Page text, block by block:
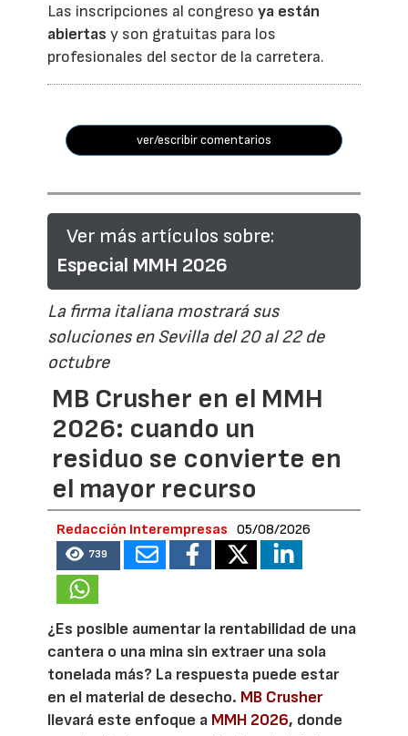
Las inscripciones al congresoya están
abiertas y son gratuitas para los
profesionales del sector de la carretera.
ver/escribir comentarios
Ver más artículos sobre:
Especial MMH 2026
La firma italiana mostrará sus
soluciones en Sevilla del 20 al 22 de
octubre
MB Crusher en el MMH
2026: cuando un
residuo se convierte en
el mayor recurso
Redacción Interempresas 05/08/2026
739
¿Es posible aumentar la rentabilidad de una
cantera o una mina sin extraer una sola
tonelada más? La respuesta puede estar
en el material de desecho. MB Crusher
llevará este enfoque a MMH 2026, donde